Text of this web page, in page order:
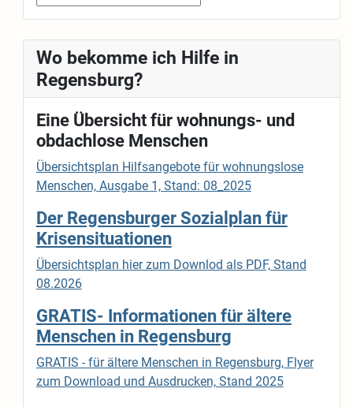
Wo bekomme ich Hilfe in
Regensburg?
Eine Übersicht für wohnungs- und
obdachlose Menschen
Übersichtsplan Hilfsangebote für wohnungslose
Menschen, Ausgabe 1, Stand: 08_2025
Der Regensburger Sozialplan für
Krisensituationen
Übersichtsplan hier zum Downlod als PDF, Stand
08.2026
GRATIS- Informationen für ältere
Menschen in Regensburg
GRATIS - für ältere Menschen in Regensburg, Flyer
zum Download und Ausdrucken, Stand 2025